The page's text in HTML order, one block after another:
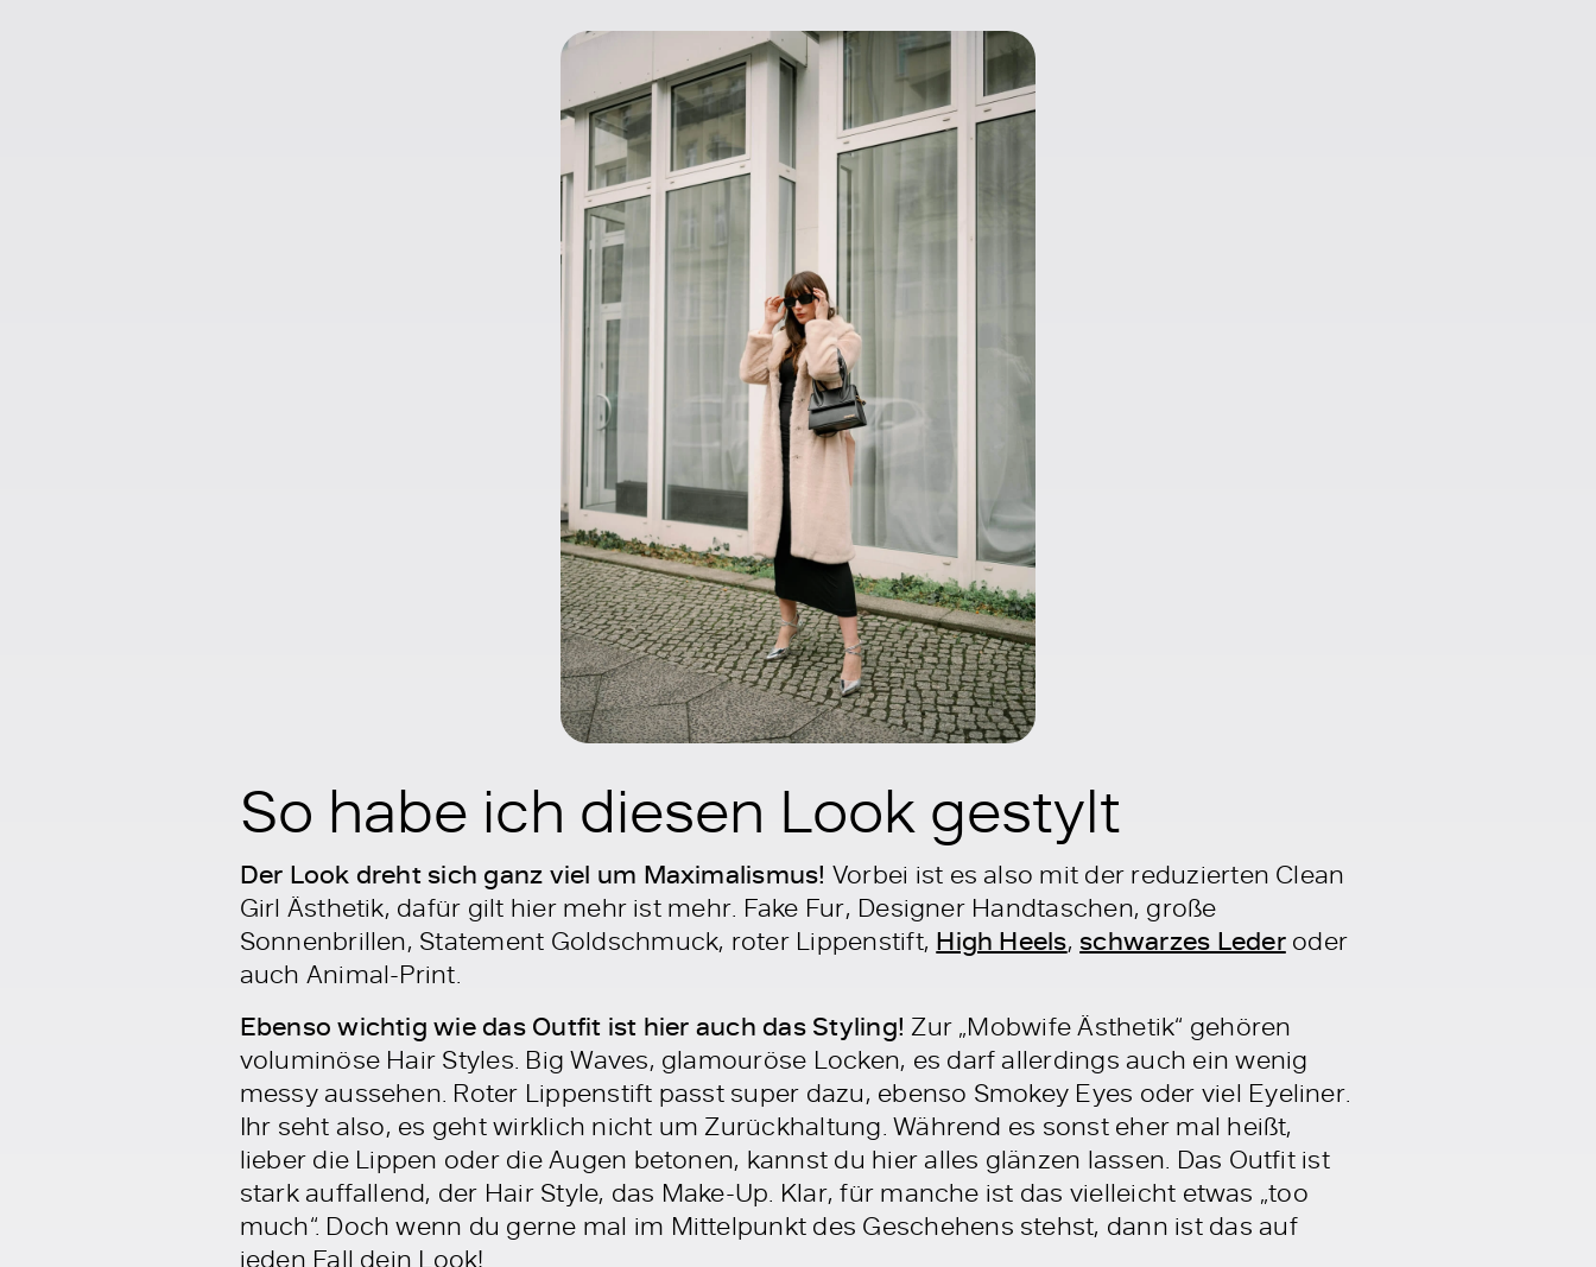
So habe ich diesen Look gestylt
Der Look dreht sich ganz viel um Maximalismus! Vorbei ist es also mit der reduzierten Clean
Girl Ästhetik, dafür gilt hier mehr ist mehr. Fake Fur, Designer Handtaschen, große
Sonnenbrillen, Statement Goldschmuck, roter Lippenstift, High Heels, schwarzes Lederoder
auch Animal-Print.
Ebenso wichtig wie das Outfit ist hier auch das Styling! Zur „Mobwife Ästhetik“ gehören
voluminöse Hair Styles. Big Waves, glamouröse Locken, es darf allerdings auch ein wenig
messy aussehen. Roter Lippenstift passt super dazu, ebenso Smokey Eyes oder viel Eyeliner.
Ihr seht also, es geht wirklich nicht um Zurückhaltung. Während es sonst eher mal heißt,
lieber die Lippen oder die Augen betonen, kannst du hier alles glänzen lassen. Das Outfit ist
stark auffallend, der Hair Style, das Make-Up. Klar, für manche ist das vielleicht etwas „too
much“. Doch wenn du gerne mal im Mittelpunkt des Geschehens stehst, dann ist das auf
jeden Fall dein Look!